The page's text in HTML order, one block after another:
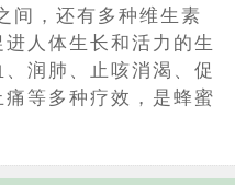
，还有多种维生素
人体生长和活力的生
润肺、止咳消渴、促
等多种疗效，是蜂蜜